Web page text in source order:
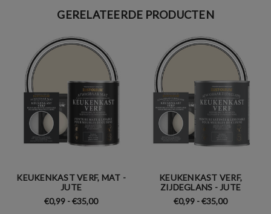
GERELATEERDE PRODUCTEN
KEUKENKAST VERF, MAT -
JUTE
€0,99 - €35,00
KEUKENKAST VERF,
ZIJDEGLANS - JUTE
€0,99 - €35,00